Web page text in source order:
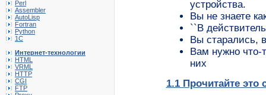
Perl
Assembler
AutoLisp
Fortran
Python
1C
Интернет-технологии
HTML
VRML
HTTP
CGI
FTP
устройства.
Вы не знаете
``В
Вы старались,
Вам нужно что-
них
1.1 Прочитайте